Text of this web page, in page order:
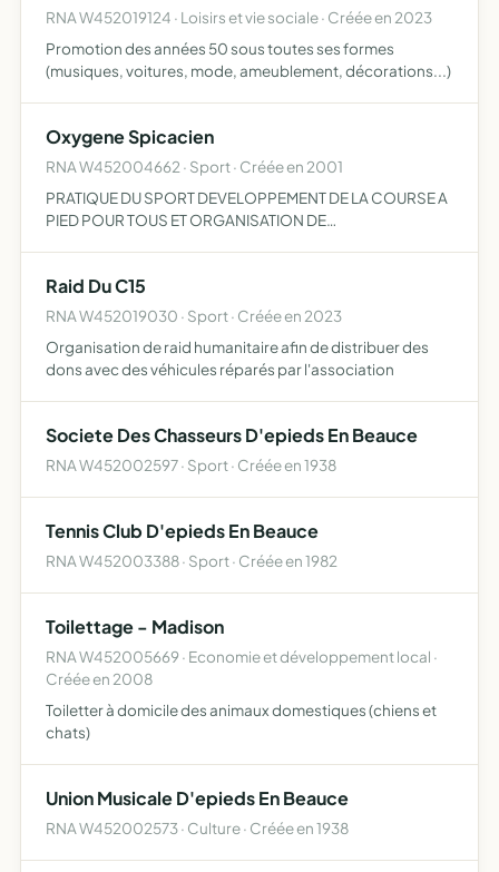
RNA W452019124 · Loisirs et vie sociale · Créée en 2023
Promotion des années 50 sous toutes ses formes
(musiques, voitures, mode, ameublement, décorations...)
Oxygene Spicacien
RNA W452004662 · Sport · Créée en 2001
PRATIQUE DU SPORT DEVELOPPEMENT DE LA COURSE A
PIED POUR TOUS ET ORGANISATION DE
Raid Du C15
RNA W452019030 · Sport · Créée en 2023
Organisation de raid humanitaire afin de distribuer des
dons avec des véhicules réparés par l'association
Societe Des Chasseurs D'epieds En Beauce
RNA W452002597 · Sport · Créée en 1938
Tennis Club D'epieds En Beauce
RNA W452003388 · Sport · Créée en 1982
Toilettage - Madison
RNA W452005669 · Economie et développement local ·
Créée en 2008
Toiletter à domicile des animaux domestiques (chiens et
chats)
Union Musicale D'epieds En Beauce
RNA W452002573 · Culture · Créée en 1938